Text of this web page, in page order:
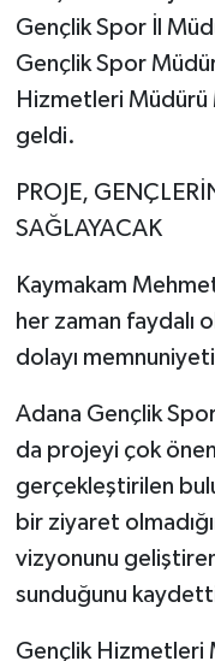
Gençlik Spor İl
Gençlik Spor
Hizmetleri Müdürü
geldi.
PROJE,
SAĞLAYACAK
Kaymakam
her zaman faydalı
dolayı
Adana Gençlik
da projeyi çok
gerçekleştirilen
bir ziyaret
vizyonunu
sunduğunu
Gençlik Hizmetleri